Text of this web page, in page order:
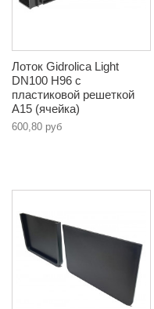
Лоток Gidrolica Light
DN100 Н96 с
пластиковой решеткой
A15 (ячейка)
600,80 руб